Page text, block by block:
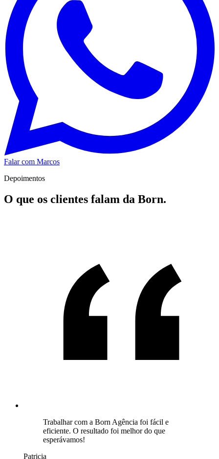
Falar com Marcos
Depoimentos
O que os clientes falam da Born.
Trabalhar com a Born Agência foi fácil e
eficiente. O resultado foi melhor do que
esperávamos!
Patricia